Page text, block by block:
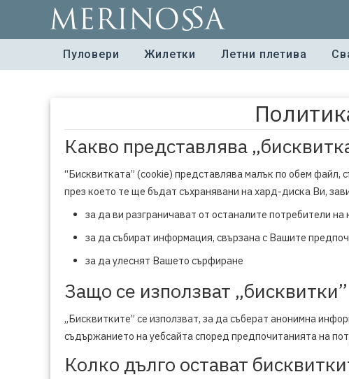
Пуловери Жилетки Летни плетива
Какво представлява
“Бисквитката” (cookie) представлява малък по обем
през което те ще бъдат съхранявани на хард-диска Ви,
за да ви разграничават от останалите потребители на
за да събират информация, свързана с Вашите
за да улеснят Вашето сърфиране
Защо се използват
„Бисквитките” се използват, за да съберат анонимна
съдържанието на уебсайта според предпочитанията на
Колко дълго остават